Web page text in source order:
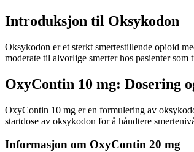
Introduksjon til Oksykodon
Oksykodon er et sterkt smertestillende opioid
moderate til alvorlige smerter hos pasienter
OxyContin 10 mg: Dosering
OxyContin 10 mg er en formulering av
startdose av oksykodon for å håndtere
Informasjon om OxyContin 20 mg